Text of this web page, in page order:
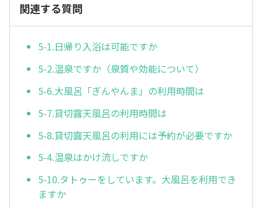
関連する質問
5-1.日帰り入浴は可能ですか
5-2.温泉ですか（泉質や効能について）
5-6.大風呂「ぎんやんま」の利用時間は
5-7.貸切露天風呂の利用時間は
5-8.貸切露天風呂の利用には予約が必要ですか
5-4.温泉はかけ流しですか
5-10.タトゥーをしています。大風呂を利用でき
ますか